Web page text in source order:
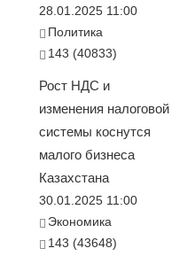
28.01.2025 11:00
Политика
143 (40833)
Рост НДС и
изменения налоговой
системы коснутся
малого бизнеса
Казахстана
30.01.2025 11:00
Экономика
143 (43648)